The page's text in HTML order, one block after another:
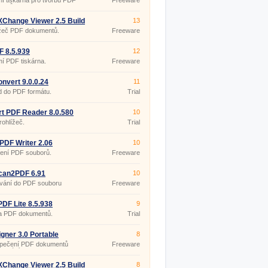
Viewer 2.5 Build
Portable
PDF dokumentů.
13
Freeware
8.5.939
PDF tiskárna.
12
Freeware
9.0.0.24
do PDF formátu.
11
Trial
PDF Reader 8.0.580
10
Trial
Writer 2.06
PDF souborů.
10
Freeware
6.91
do PDF souboru
10
Freeware
Lite 8.5.938
PDF dokumentů.
9
Trial
3.0 Portable
PDF dokumentů
8
Freeware
Viewer 2.5 Build
8